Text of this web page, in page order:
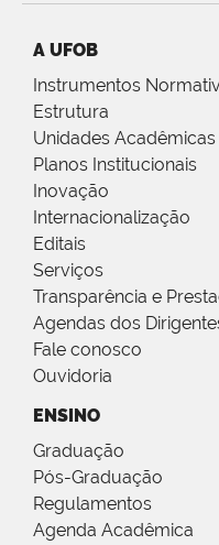
A UFOB
Instrumentos
Estrutura
Unidades Acadêmicas
Planos Institucionais
Inovação
Internacionalização
Editais
Serviços
Transparência e
Agendas dos
Fale conosco
Ouvidoria
ENSINO
Graduação
Pós-Graduação
Regulamentos
Agenda Acadêmica